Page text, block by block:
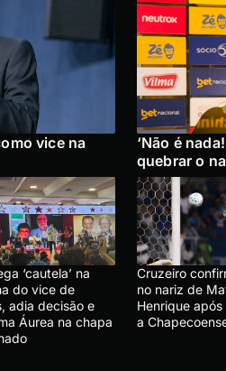
vice na
‘Não é
quebrar o
‘cautela’ na
do vice de
adia decisão e
Áurea na chapa
Cruzeiro
no nariz de
Henrique
a